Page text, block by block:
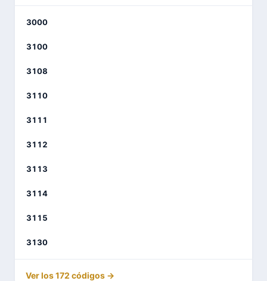
3000
3100
3108
3110
3111
3112
3113
3114
3115
3130
Ver los 172 códigos →